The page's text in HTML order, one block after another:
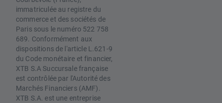
immatriculée au registre du
commerce et des sociétés de
Paris sous le numéro 522 758
689. Conformément aux
dispositions de l'article L.621-9
du Code monétaire et financier,
XTB S.A Succursale française
est contrôlée par l'Autorité des
Marchés Financiers (AMF).
XTB S.A. est une entreprise